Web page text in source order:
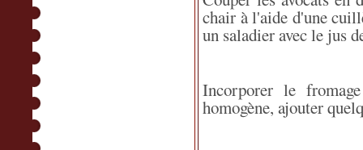
chair à l'aide d'une
un saladier avec le jus
Incorporer le
homogène, ajouter